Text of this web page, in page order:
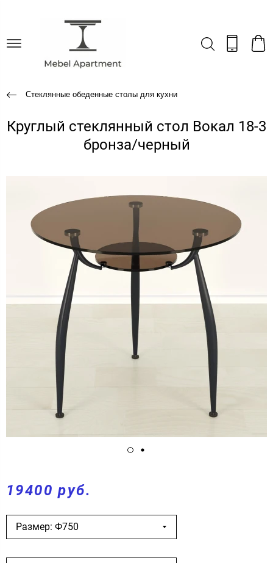
Стеклянные обеденные столы для кухни
Круглый стеклянный стол Вокал 18-3
бронза/черный
19400 руб.
Размер: Ф750